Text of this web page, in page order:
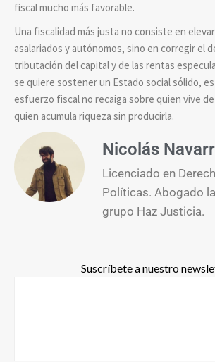
fiscal mucho más favorable.
Una fiscalidad más justa no consiste en elevar
asalariados y autónomos, sino en corregir el
tributación del capital y de las rentas
se quiere sostener un Estado social sólido,
esfuerzo fiscal no recaiga sobre quien vive
quien acumula riqueza sin producirla.
Nicolás
Licenciado en
Políticas. Abogado
grupo Haz Justicia.
Suscríbete a nuestro